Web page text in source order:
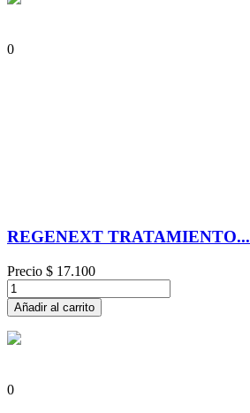
0
REGENEXT TRATAMIENTO...
Precio $ 17.100
Añadir al carrito
0